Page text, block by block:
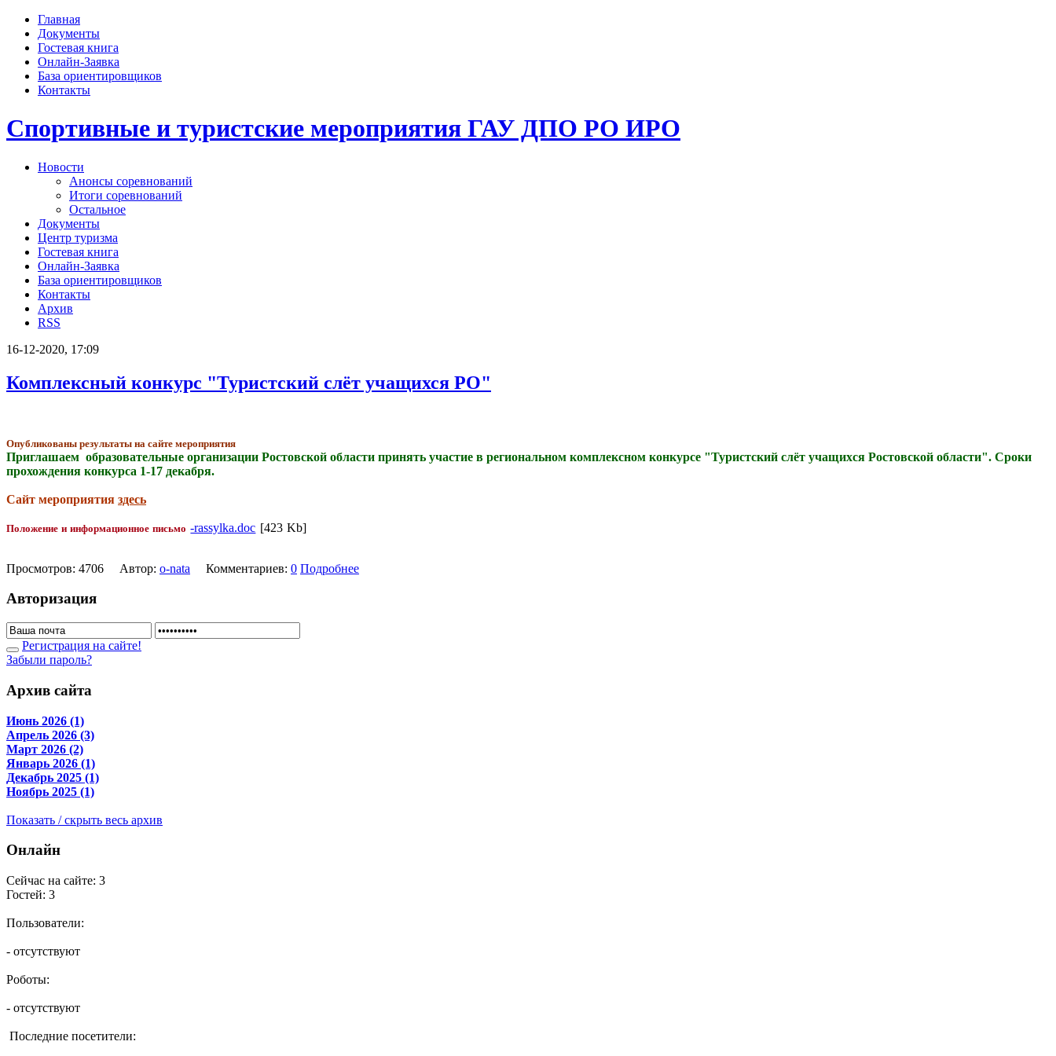
Главная
Документы
Гостевая книга
Онлайн-Заявка
База ориентировщиков
Контакты
Спортивные и туристские мероприятия ГАУ ДПО РО ИРО
Новости
Анонсы соревнований
Итоги соревнований
Остальное
Документы
Центр туризма
Гостевая книга
Онлайн-Заявка
База ориентировщиков
Контакты
Архив
RSS
16-12-2020, 17:09
Комплексный конкурс "Туристский слёт учащихся РО"
Опубликованы результаты на сайте мероприятия
Приглашаем образовательные организации Ростовской области принять участие в региональном комплексном конкурсе "Туристский слёт учащихся Ростовской области". Сроки
прохождения конкурса 1-17 декабря.
Сайт мероприятия здесь
Положение и информационное письмо -rassylka.doc [423 Kb]
Просмотров: 4706 Автор: o-nata Комментариев: 0 Подробнее
Авторизация
Регистрация на сайте!
Забыли пароль?
Архив сайта
Июнь 2026 (1)
Апрель 2026 (3)
Март 2026 (2)
Январь 2026 (1)
Декабрь 2025 (1)
Ноябрь 2025 (1)
Показать / скрыть весь архив
Онлайн
Сейчас на сайте: 3
Гостей: 3
Пользователи:
- отсутствуют
Роботы:
- отсутствуют
Последние посетители: